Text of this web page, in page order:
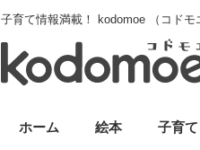
子育て情報満載！ kodomoe （コドモ
ホーム 絵本 子育て